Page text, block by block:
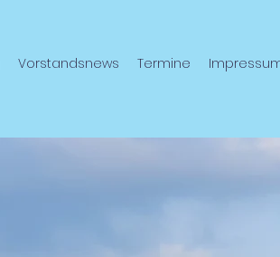
Vorstandsnews Termine